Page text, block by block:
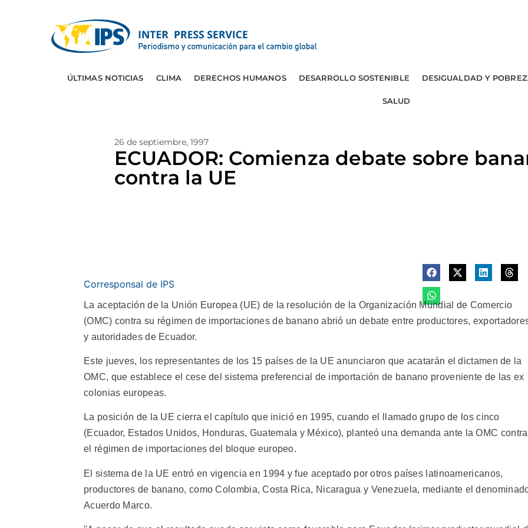
ÚLTIMAS NOTICIAS CLIMA DERECHOS HUMANOS DESARROLLO SOSTENIBLE DESIGUALDAD Y
SALUD
26 de septiembre, 1997
ECUADOR: Comienza debate sobre
contra la UE
Corresponsal de IPS
La aceptación de la Unión Europea (UE) de la resolución de la Organización Mundial de Comercio
(OMC) contra su régimen de importaciones de banano abrió un debate entre productores,
y autoridades de Ecuador.
Este jueves, los representantes de los 15 países de la UE anunciaron que acatarán el dictamen de la
OMC, que establece el cese del sistema preferencial de importación de banano proveniente de las ex
colonias europeas.
La posición de la UE cierra el capítulo que inició en 1995, cuando el llamado grupo de los cinco
(Ecuador, Estados Unidos, Honduras, Guatemala y México), planteó una demanda ante la OMC contra
el régimen de importaciones del bloque europeo.
El sistema de la UE entró en vigencia en 1994 y fue aceptado por otros países latinoamericanos,
productores de banano, como Colombia, Costa Rica, Nicaragua y Venezuela, mediante el
Acuerdo Marco.